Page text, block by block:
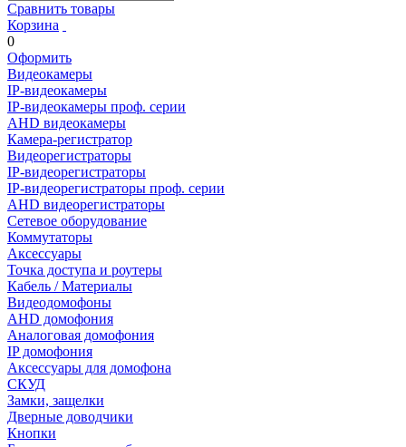
Сравнить товары
Корзина
0
Оформить
Видеокамеры
IP-видеокамеры
IP-видеокамеры проф. серии
AHD видеокамеры
Камера-регистратор
Видеорегистраторы
IP-видеорегистраторы
IP-видеорегистраторы проф. серии
AHD видеорегистраторы
Сетевое оборудование
Коммутаторы
Аксессуары
Точка доступа и роутеры
Кабель / Материалы
Видеодомофоны
AHD домофония
Аналоговая домофония
IP домофония
Аксессуары для домофона
СКУД
Замки, защелки
Дверные доводчики
Кнопки